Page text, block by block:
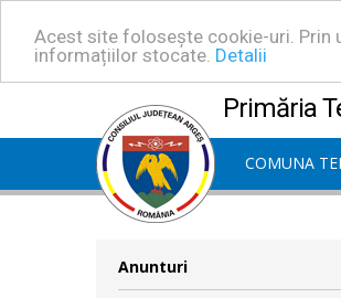
Acest site folosește cookie-uri. Prin
informațiilor stocate. Detalii
Primăria
COMUNA
Anunturi